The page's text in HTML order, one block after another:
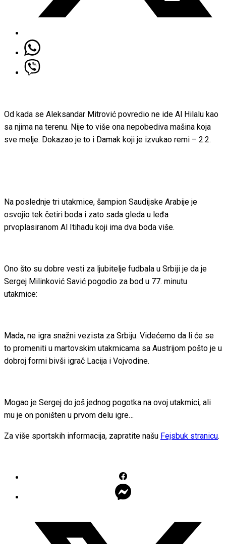
Od kada se Aleksandar Mitrović povredio ne ide Al Hilalu kao
sa njima na terenu. Nije to više ona nepobediva mašina koja
sve melje. Dokazao je to i Damak koji je izvukao remi – 2:2.
Na poslednje tri utakmice, šampion Saudijske Arabije je
osvojio tek četiri boda i zato sada gleda u leđa
prvoplasiranom Al Itihadu koji ima dva boda više.
Ono što su dobre vesti za ljubitelje fudbala u Srbiji je da je
Sergej Milinković Savić pogodio za bod u 77. minutu
utakmice:
Mada, ne igra snažni vezista za Srbiju. Videćemo da li će se
to promeniti u martovskim utakmicama sa Austrijom pošto je u
dobroj formi bivši igrač Lacija i Vojvodine.
Mogao je Sergej do još jednog pogotka na ovoj utakmici, ali
mu je on poništen u prvom delu igre…
Za više sportskih informacija, zapratite našu Fejsbuk stranicu.